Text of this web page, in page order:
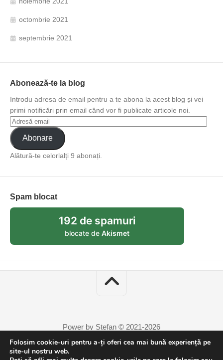
octombrie 2021
septembrie 2021
Abonează-te la blog
Introdu adresa de email pentru a te abona la acest blog și vei
primi notificări prin email când vor fi publicate articole noi.
Abonare
Alătură-te celorlalți 9 abonați.
Spam blocat
192 de spamuri
blocate de Akismet
Power by Stefan © 2021-2026
Folosim cookie-uri pentru a-ți oferi cea mai bună experiență pe
site-ul nostru web.